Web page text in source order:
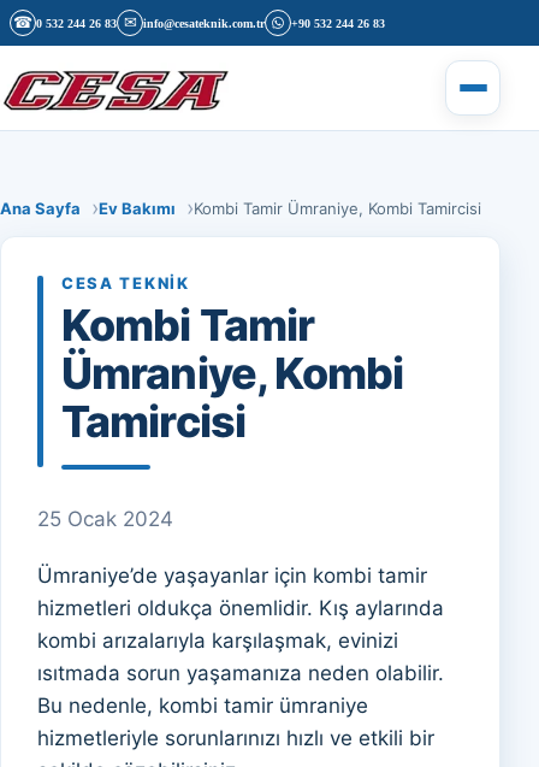
İçeriğe geç
☎ 0 532 244 26 83 ✉ info@cesateknik.com.tr +90 532 244 26 83
Ana Sayfa Ev Bakımı Kombi Tamir Ümraniye, Kombi Tamircisi
CESA TEKNIK
Kombi Tamir
Ümraniye, Kombi
Tamircisi
25 Ocak 2024
Ümraniye’de yaşayanlar için kombi tamir
hizmetleri oldukça önemlidir. Kış aylarında
kombi arızalarıyla karşılaşmak, evinizi
ısıtmada sorun yaşamanıza neden olabilir.
Bu nedenle, kombi tamir ümraniye
hizmetleriyle sorunlarınızı hızlı ve etkili bir